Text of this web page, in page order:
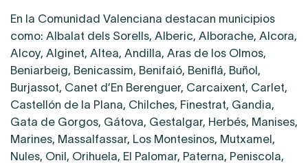
En la Comunidad Valenciana destacan municipios
como: Albalat dels Sorells, Alberic, Alborache, Alcora,
Alcoy, Alginet, Altea, Andilla, Aras de los Olmos,
Beniarbeig, Benicassim, Benifaió, Beniflá, Buñol,
Burjassot, Canet d’En Berenguer, Carcaixent, Carlet,
Castellón de la Plana, Chilches, Finestrat, Gandia,
Gata de Gorgos, Gátova, Gestalgar, Herbés, Manises,
Marines, Massalfassar, Los Montesinos, Mutxamel,
Nules, Onil, Orihuela, El Palomar, Paterna, Peniscola,